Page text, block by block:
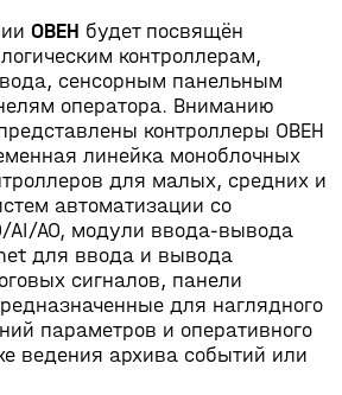
ОВЕН будет посвящён
контроллерам,
сенсорным панельным
оператора. Вниманию
контроллеры ОВЕН
линейка моноблочных
для малых, средних и
автоматизации со
AI/AO, модули ввода-вывода
для ввода и вывода
сигналов, панели
для наглядного
параметров и оперативного
ведения архива событий или